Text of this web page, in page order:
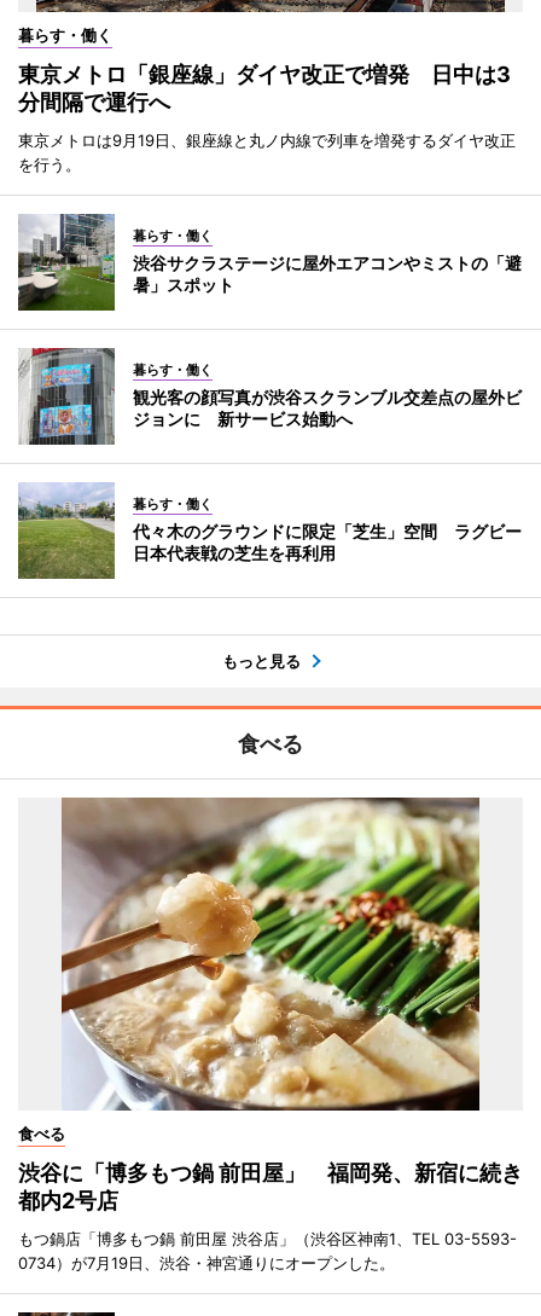
暮らす・働く
東京メトロ「銀座線」ダイヤ改正で増発 日中は3
分間隔で運行へ
東京メトロは9月19日、銀座線と丸ノ内線で列車を増発するダイヤ改正
を行う。
暮らす・働く
渋谷サクラステージに屋外エアコンやミストの「避
暑」スポット
暮らす・働く
観光客の顔写真が渋谷スクランブル交差点の屋外ビ
ジョンに 新サービス始動へ
暮らす・働く
代々木のグラウンドに限定「芝生」空間 ラグビー
日本代表戦の芝生を再利用
もっと見る
食べる
食べる
渋谷に「博多もつ鍋 前田屋」 福岡発、新宿に続き
都内2号店
もつ鍋店「博多もつ鍋 前田屋 渋谷店」（渋谷区神南1、TEL 03-5593-
0734）が7月19日、渋谷・神宮通りにオープンした。